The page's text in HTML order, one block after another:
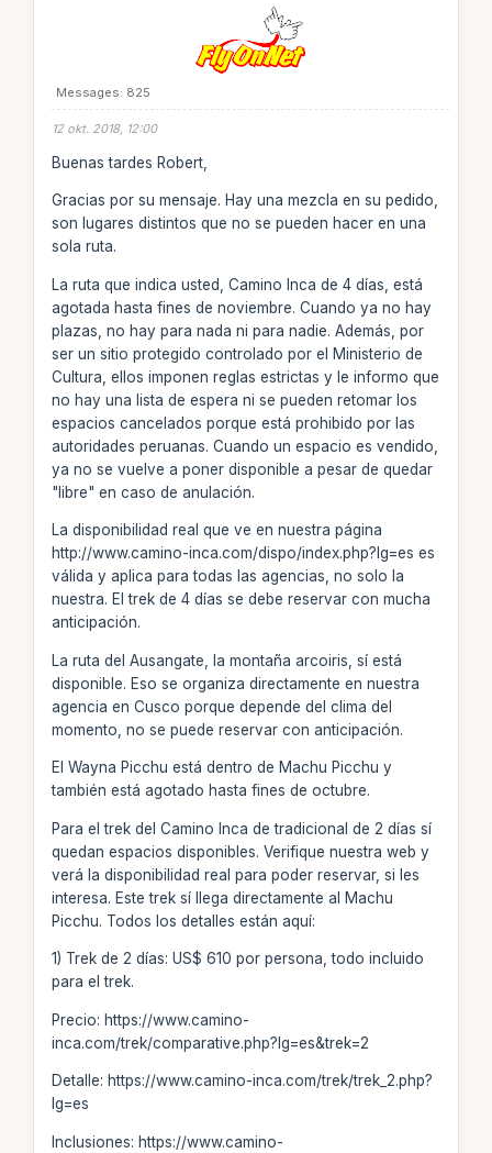
Messages: 825
12 okt. 2018, 12:00
Buenas tardes Robert,
Gracias por su mensaje. Hay una mezcla en su pedido,
son lugares distintos que no se pueden hacer en una
sola ruta.
La ruta que indica usted, Camino Inca de 4 días, está
agotada hasta fines de noviembre. Cuando ya no hay
plazas, no hay para nada ni para nadie. Además, por
ser un sitio protegido controlado por el Ministerio de
Cultura, ellos imponen reglas estrictas y le informo que
no hay una lista de espera ni se pueden retomar los
espacios cancelados porque está prohibido por las
autoridades peruanas. Cuando un espacio es vendido,
ya no se vuelve a poner disponible a pesar de quedar
"libre" en caso de anulación.
La disponibilidad real que ve en nuestra página
http://www.camino-inca.com/dispo/index.php?lg=es es
válida y aplica para todas las agencias, no solo la
nuestra. El trek de 4 días se debe reservar con mucha
anticipación.
La ruta del Ausangate, la montaña arcoiris, sí está
disponible. Eso se organiza directamente en nuestra
agencia en Cusco porque depende del clima del
momento, no se puede reservar con anticipación.
El Wayna Picchu está dentro de Machu Picchu y
también está agotado hasta fines de octubre.
Para el trek del Camino Inca de tradicional de 2 días sí
quedan espacios disponibles. Verifique nuestra web y
verá la disponibilidad real para poder reservar, si les
interesa. Este trek sí llega directamente al Machu
Picchu. Todos los detalles están aquí:
1) Trek de 2 días: US$ 610 por persona, todo incluido
para el trek.
Precio: https://www.camino-
inca.com/trek/comparative.php?lg=es&trek=2
Detalle: https://www.camino-inca.com/trek/trek_2.php?
lg=es
Inclusiones: https://www.camino-